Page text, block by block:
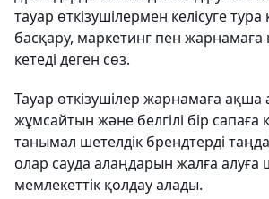
тауар өткізушілермен келісуге тура
басқару, маркетинг пен
кетеді деген сөз.
Тауар өткізушілер жарнамаға ақша
жұмсайтын және белгілі бір сапаға
танымал шетелдік брендтерді
олар сауда алаңдарын жалға алуға
мемлекеттік қолдау алады.